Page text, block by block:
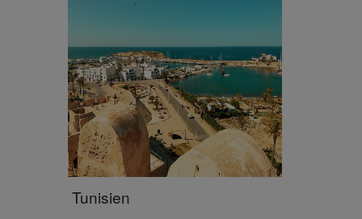
Tunisien